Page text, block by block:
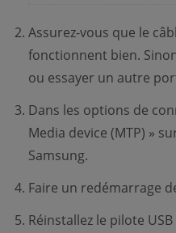
Assurez-vous que le
fonctionnent bien.
ou essayer un autre
Dans les options de
Media device (MTP) »
Samsung.
Faire un redémarrage
Réinstallez le pilote